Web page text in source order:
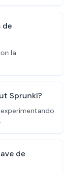
de
la
Sprunki?
de